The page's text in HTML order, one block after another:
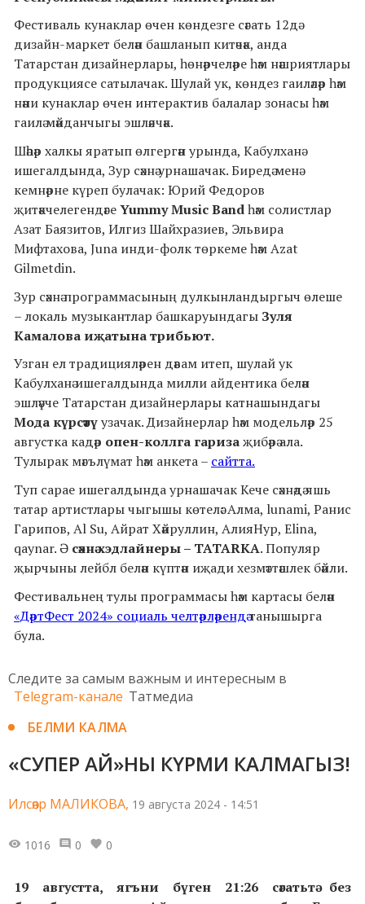
Фестиваль кунаклар өчен көндезге сәгать 12дә
дизайн-маркет белән башланып китәчәк, анда
Татарстан дизайнерлары, һөнәрчеләре һәм нәшриятлары
продукциясе сатылачак. Шулай ук, көндез гаиләләр һәм
нәни кунаклар өчен интерактив балалар зонасы һәм
гаилә мәйданчыгы эшләячәк.
Шәһәр халкы яратып өлгергән урында, Кабулханә
ишегалдында, Зур сәхнә урнашачак. Биредә менә
кемнәрне күреп булачак: Юрий Федоров
җитәкчелегендәгеYummy Music Bandһәм солистлар
Азат Баязитов, Илгиз Шайхразиев, Эльвира
Мифтахова, Juna инди-фолк төркеме һәм Azat
Gilmetdin.
Зур сәхнә программасының дулкынландыргыч өлеше
– локаль музыкантлар башкаруындагы Зуля
Камалова иҗатына трибьют.
Узган ел традицияләрен дәвам итеп, шулай ук
Кабулханә ишегалдында милли айдентика белән
эшләүче Татарстан дизайнерлары катнашындагы
Мода күрсәтүузачак. Дизайнерлар һәм модельләр 25
августка кадәр опен-коллга гаризаҗибәрә ала.
Тулырак мәгълүмат һәм анкета – сайтта.
Туп сарае ишегалдында урнашачак Кече сәхнәдә яшь
татар артистлары чыгышы көтелә: Алма, lunami, Ранис
Гарипов, Al Su, Айрат Хәйруллин, АлияНур, Elina,
qaynar. Ә сәхнә хэдлайнеры – TATARKA. Популяр
җырчыны лейбл белән күптән иҗади хезмәттәшлек бәйли.
Фестивальнең тулы программасы һәм картасы белән
«ДәртФест 2024» социаль челтәрләрендәтанышырга
була.
Следите за самым важным и интересным в
Telegram-канале Татмедиа
БЕЛМИ КАЛМА
«СУПЕР АЙ»НЫ КҮРМИ КАЛМАГЫЗ!
Илсөяр МАЛИКОВА, 19 августа 2024 - 14:51
1016 0 0
19 августта, ягъни бүген 21:26 сәгатьтә без